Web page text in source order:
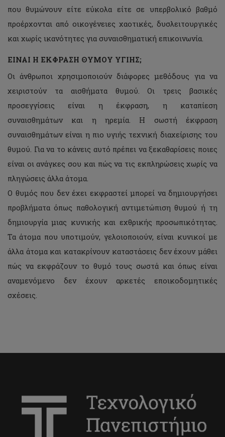
που θυμώνουν είτε εύκολα είτε σε υπερβολικό βαθμό
προέρχονται από οικογένειες χαοτικές, δυσλειτουργικές
και χωρίς ικανότητες για συναισθηματική επικοινωνία.
ΕΙΝΑΙ Η ΕΚΦΡΑΣΗ ΘΥΜΟΥ ΥΓΙΗΣ;
Οι άνθρωποι χρησιμοποιούν διάφορες μεθόδους για να
χειριστούν τα αισθήματα θυμού. Οι τρεις βασικές
προσεγγίσεις είναι η έκφραση, η καταπίεση
συναισθημάτων και η ηρεμία. Η σωστή έκφραση
συναισθημάτων είναι η πιο υγιής τεχνική διαχείρισης του
θυμού. Για να το κάνεις αυτό πρέπει να ξεκαθαρίσεις ποιες
είναι οι ανάγκες σου και πώς να τις εκπληρώσεις χωρίς να
πληγώσεις άλλα άτομα.
Ο θυμός που δεν έχει εκφραστεί μπορεί να δημιουργήσει
προβλήματα όπως παθολογική αντιμετώπιση θυμού ή τη
δημιουργία μιας κυνικής και εχθρικής προσωπικότητας.
Τα άτομα που υποτιμούν, γελοιοποιούν, είναι κυνικοί με
άλλα άτομα και κατακρίνουν καταστάσεις δεν έχουν μάθει
πώς να εκφράζουν το θυμό τους σωστά και όπως είναι
αναμενόμενο δεν έχουν αρκετές εποικοδομητικές
σχέσεις.